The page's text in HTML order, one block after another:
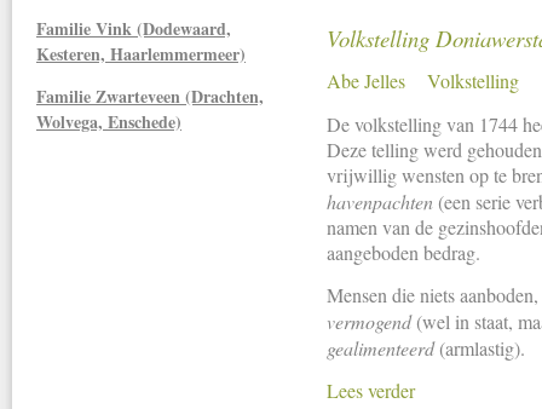
Volkstelling
Abe Jelles
Volkstelling
De volkstelling van 1744
Deze telling werd
vrijwillig wensten op te
havenpachten (een serie
namen van de
aangeboden bedrag.
Mensen die niets
vermogend(wel in staat,
gealimenteerd(armlastig).
Lees verder
Familie Vink (Dodewaard,
Kesteren, Haarlemmermeer)
Familie Zwarteveen (Drachten,
Wolvega, Enschede)